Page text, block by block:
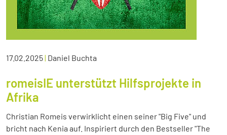
17.02.2025| Daniel Buchta
romeisIE unterstützt Hilfsprojekte in
Afrika
Christian Romeis verwirklicht einen seiner "Big Five" und
bricht nach Kenia auf. Inspiriert durch den Bestseller "The